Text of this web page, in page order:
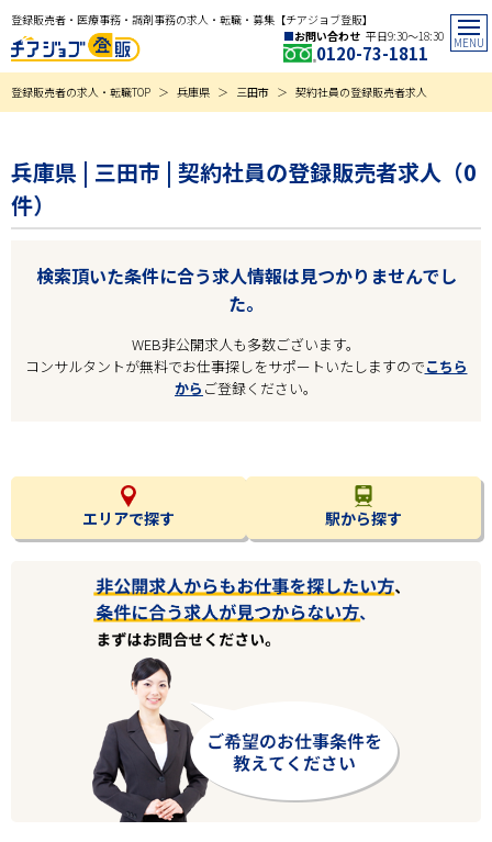
登録販売者・医療事務・調剤事務の求人・転職・募集【チアジョブ登販】
お問い合わせ 平日9:30〜18:30
0120-73-1811
登録販売者の求人・転職TOP 兵庫県 三田市 契約社員の登録販売者求人
兵庫県 | 三田市 | 契約社員の登録販売者求人（0
件）
検索頂いた条件に合う求人情報は見つかりませんでし
た。
WEB非公開求人も多数ございます。
コンサルタントが無料でお仕事探しをサポートいたしますのでこちら
から ご登録ください。
エリアで探す 駅から探す